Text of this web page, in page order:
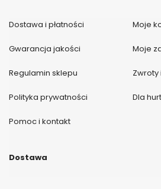
Dostawa i płatności
Gwarancja jakości
Regulamin sklepu
Polityka prywatności
Pomoc i kontakt
Moje
Moje
Dla
Dostawa